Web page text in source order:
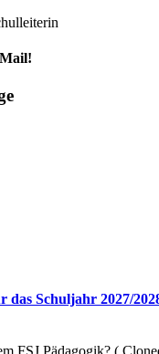
das Schuljahr 2027/